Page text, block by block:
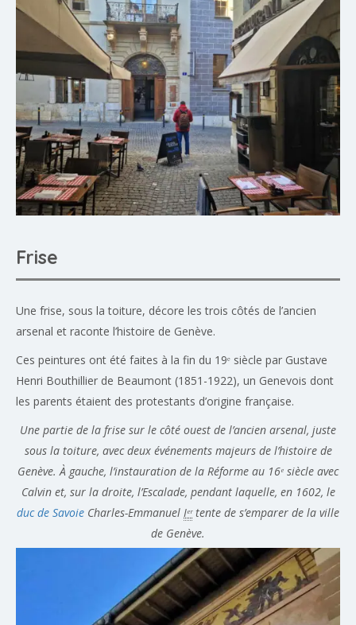
Frise
Une frise, sous la toiture, décore les trois côtés de l’ancien
arsenal et raconte l’histoire de Genève.
Ces peintures ont été faites à la fin du 19ᵉ siècle par Gustave
Henri Bouthillier de Beaumont (1851-1922), un Genevois dont
les parents étaient des protestants d’origine française.
Une partie de la frise sur le côté ouest de l’ancien arsenal, juste
sous la toiture, avec deux événements majeurs de l’histoire de
Genève. À gauche, l’instauration de la Réforme au 16ᵉ siècle avec
Calvin et, sur la droite, l’Escalade, pendant laquelle, en 1602, le
duc de Savoie Charles-Emmanuel Iᵉʳtente de s’emparer de la ville
de Genève.